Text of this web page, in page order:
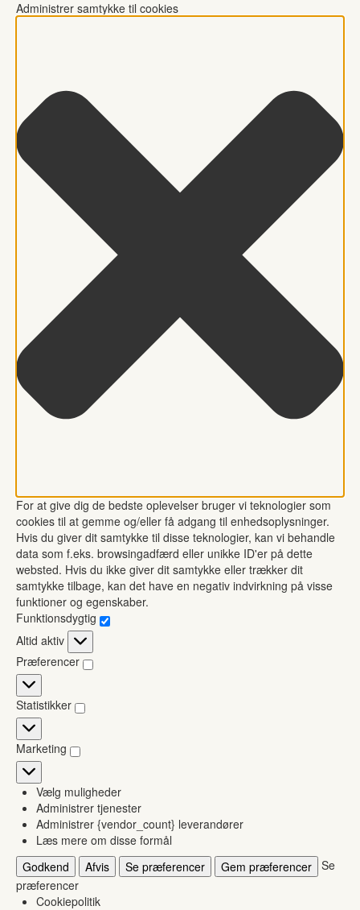
Administrer samtykke til cookies
For at give dig de bedste oplevelser bruger vi teknologier som
cookies til at gemme og/eller få adgang til enhedsoplysninger.
Hvis du giver dit samtykke til disse teknologier, kan vi behandle
data som f.eks. browsingadfærd eller unikke ID'er på dette
websted. Hvis du ikke giver dit samtykke eller trækker dit
samtykke tilbage, kan det have en negativ indvirkning på visse
funktioner og egenskaber.
Funktionsdygtig
Funktionsdygtig
Altid aktiv
Præferencer
Præferencer
Statistikker
Statistikker
Marketing
Marketing
Vælg muligheder
Administrer tjenester
Administrer {vendor_count} leverandører
Læs mere om disse formål
Godkend
Afvis Se præferencer Gem præferencer Se
præferencer
Cookiepolitik